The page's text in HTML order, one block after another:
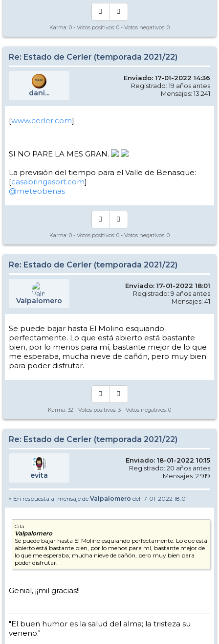
Karma: 0 - Votos positivos: 0 - Votos negativos: 0
Re: Estado de Cerler (temporada 2021/22)
dani...
Enviado: 17-01-2022 14:36
Registrado: 19 años antes
Mensajes: 13.241
[www.cerler.com]
SI NO PARE LA MES GRAN.
La previsión del tiempo para el Valle de Benasque:
[casabringasort.com]
@meteobenas
Karma: 0 - Votos positivos: 0 - Votos negativos: 0
Re: Estado de Cerler (temporada 2021/22)
Valpalomero
Enviado: 17-01-2022 18:01
Registrado: 9 años antes
Mensajes: 41
Se puede bajar hasta El Molino esquiando
perfectamente. Lo que está abierto está bastante
bien, por lo menos para mí, bastante mejor de lo que
me esperaba, mucha nieve de cañón, pero muy bien
para poder disfrutar.
Karma: 32 - Votos positivos: 3 - Votos negativos: 0
Re: Estado de Cerler (temporada 2021/22)
evita
Enviado: 18-01-2022 10:15
Registrado: 20 años antes
Mensajes: 2.919
» En respuesta al mensaje de Valpalomero del 17-01-2022 18:01
Cita
Valpalomero
Se puede bajar hasta El Molino esquiando perfectamente. Lo que está
abierto está bastante bien, por lo menos para mí, bastante mejor de
lo que me esperaba, mucha nieve de cañón, pero muy bien para
poder disfrutar.
Genial, ¡¡mil gracias!!
"El buen humor es la salud del alma; la tristeza su
veneno."